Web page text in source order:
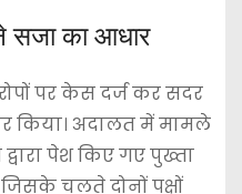
सजा का आधार
पर केस दर्ज कर सदर
किया। अदालत में मामले
पेश किए गए पुख्ता
चलते दोनों पक्षों